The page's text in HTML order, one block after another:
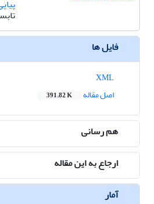
پیاپی
فایل ها
اصل مقاله
391.82 K
هم رسانی
ارجاع به این مقاله
آمار